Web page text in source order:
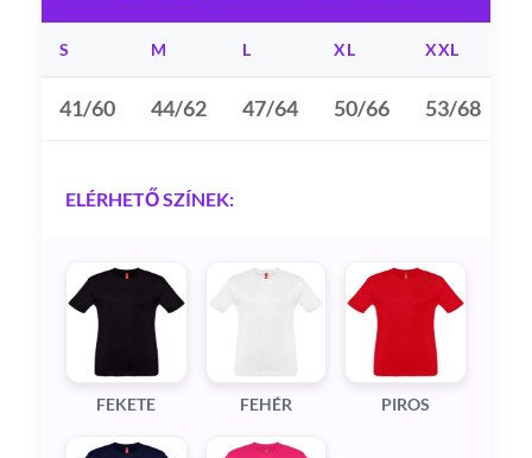
S M L XL XXL
41/60 44/62 47/64 50/66 53/68
ELÉRHETŐ SZÍNEK:
FEKETE FEHÉR PIROS